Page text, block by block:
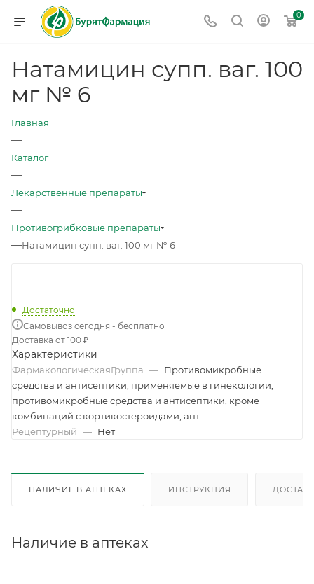
0
Натамицин супп. ваг. 100
мг № 6
Главная
—
Каталог
—
Лекарственные препараты
—
Противогрибковые препараты
—Натамицин супп. ваг. 100 мг № 6
Достаточно
Самовывоз сегодня - бесплатно
Доставка от 100 ₽
Характеристики
ФармакологическаяГруппа — Противомикробные
средства и антисептики, применяемые в гинекологии;
противомикробные средства и антисептики, кроме
комбинаций с кортикостероидами; ант
Рецептурный — Нет
НАЛИЧИЕ В АПТЕКАХ ИНСТРУКЦИЯ
Наличие в аптеках